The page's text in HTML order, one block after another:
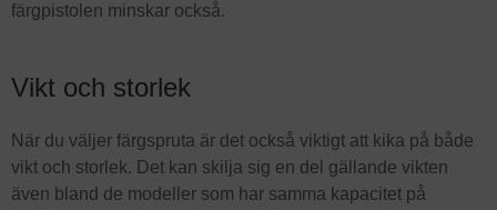
färgpistolen minskar också.
Vikt och storlek
När du väljer färgspruta är det också viktigt att kika på både
vikt och storlek. Det kan skilja sig en del gällande vikten
även bland de modeller som har samma kapacitet på